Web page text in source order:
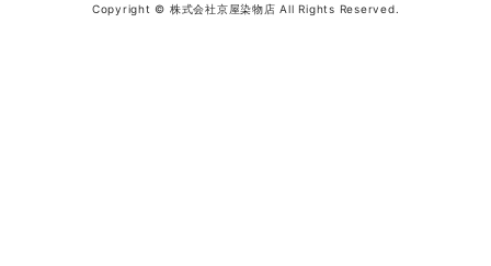
Copyright © 株式会社京屋染物店 All Rights Reserved.